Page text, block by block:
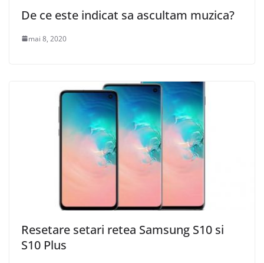
De ce este indicat sa ascultam muzica?
mai 8, 2020
Resetare setari retea Samsung S10 si
S10 Plus